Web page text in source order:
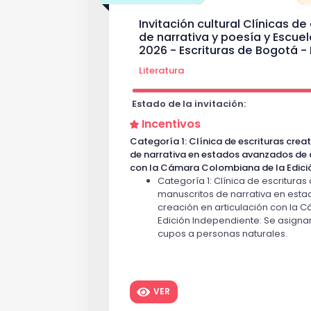
1° Ganador - $12.000.000
$
2° Ganador - $7.000.000$
3° ganador - $3.000.000$
Invitación cultural Clínicas
de narrativa y poesía y
2026 - Escrituras de Bogotá -
Literatura
Estado de la invitación:
Incentivos
Categoría 1: Clínica de escrituras
de narrativa en estados avanzados
con la Cámara Colombiana de la
Categoría 1: Clínica de
manuscritos de narrativa en
creación en articulación con la
Edición Independiente: Se
cupos a personas naturales.
con la Cámara Colombiana de la
Categoría 2: Clínica de escrituras
VER